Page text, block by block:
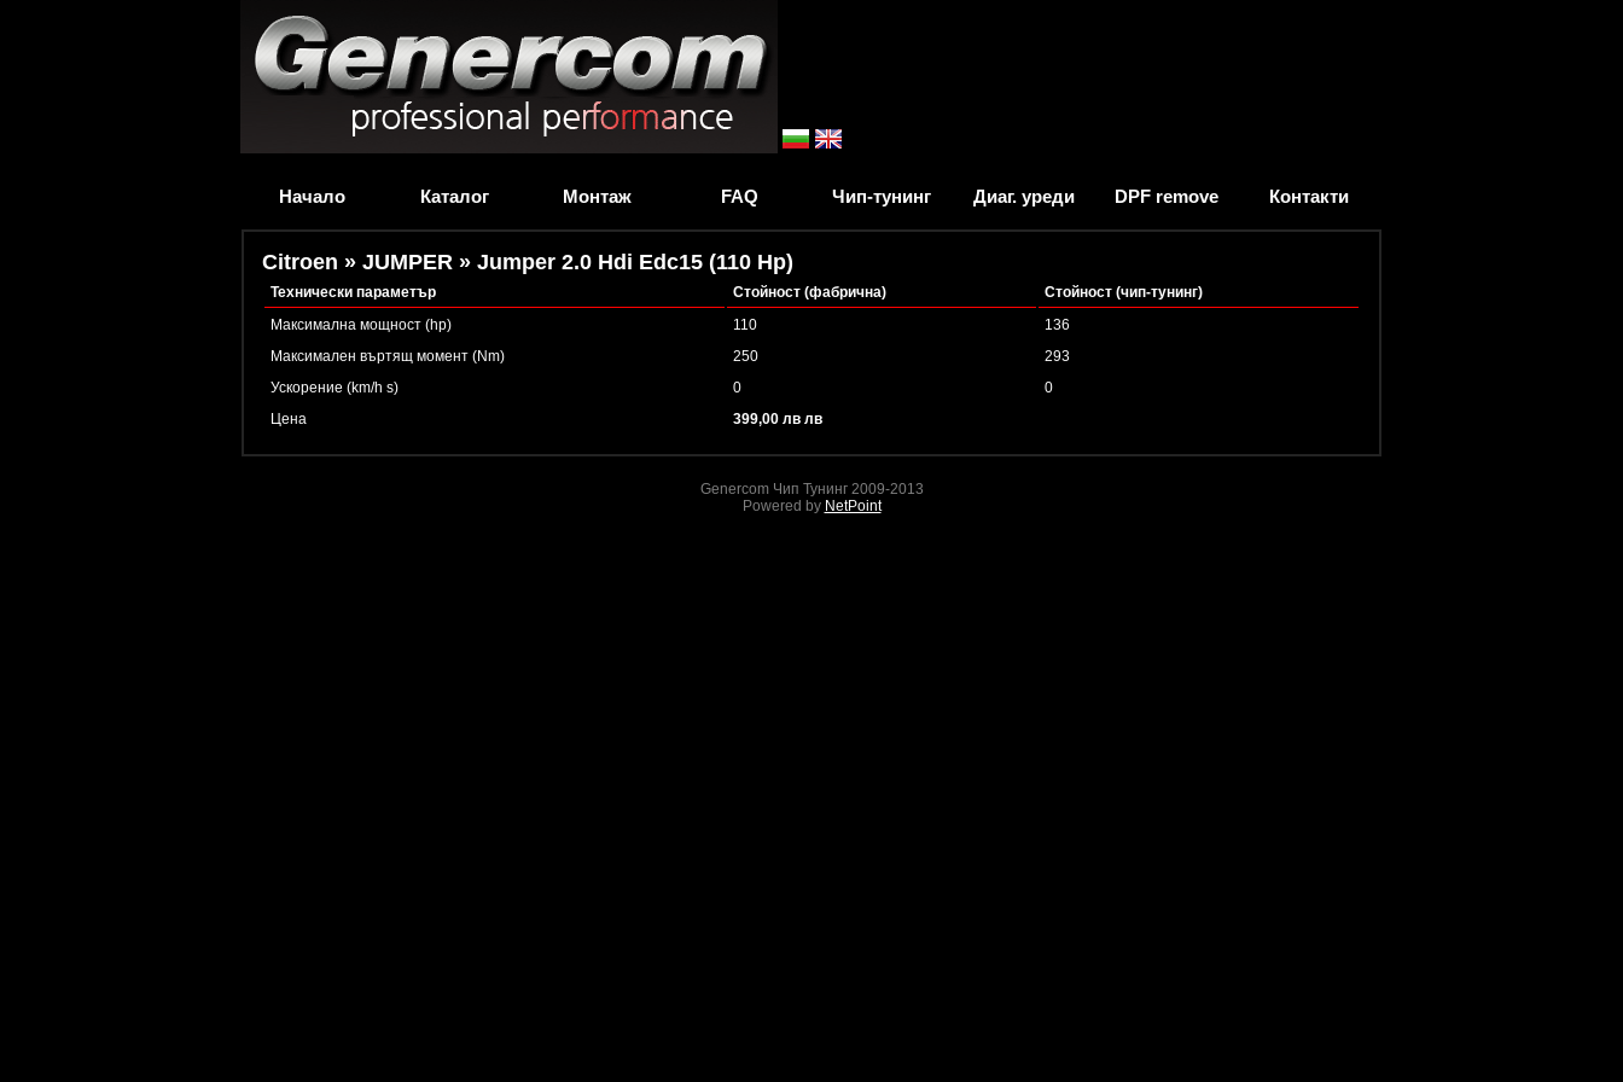
Начало Каталог Монтаж FAQ Чип-тунинг Диаг. уреди DPF remove Контакти
Citroen » JUMPER » Jumper 2.0 Hdi Edc15 (110 Hp)
Технически параметър Стойност (фабрична)
Стойност (чип-тунинг)
Максимална мощност (hp)
110
136
Максимален въртящ момент (Nm)
250
293
Ускорение (km/h s)
0
0
Цена
399,00 лв лв
Genercom Чип Тунинг 2009-2013
Powered by NetPoint